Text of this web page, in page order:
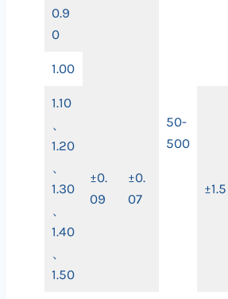
50-
500
0.9
0
1.00
1.10
、
1.20
、
1.30
、
1.40
、
1.50
±0.
09
±0.
07
±1.5